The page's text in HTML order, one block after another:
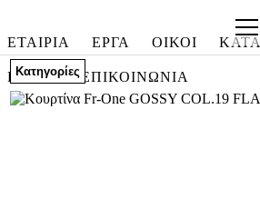
ΕΤΑΙΡΙΑ ΕΡΓΑ ΟΙΚΟΙ
ESHOP ΕΠΙΚΟΙΝΩΝΙΑ
Κατηγορίες